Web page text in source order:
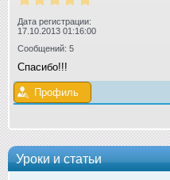
Уроки и статьи
Дата регистрации:
17.10.2013 01:16:00
Сообщений: 5
Спасибо!!!
Профиль